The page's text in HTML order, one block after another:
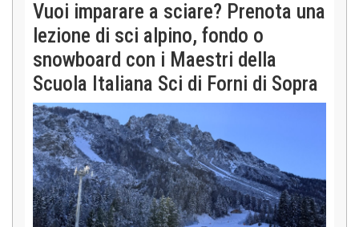
Vuoi imparare a sciare? Prenota una
lezione di sci alpino, fondo o
snowboard con i Maestri della
Scuola Italiana Sci di Forni di Sopra